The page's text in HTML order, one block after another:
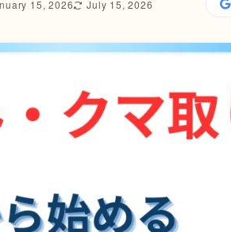
15, 2026 July 15, 2026